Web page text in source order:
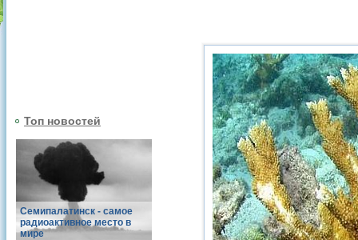
Топ новостей
Семипалатинск - cамое
радиоактивное место в
мире